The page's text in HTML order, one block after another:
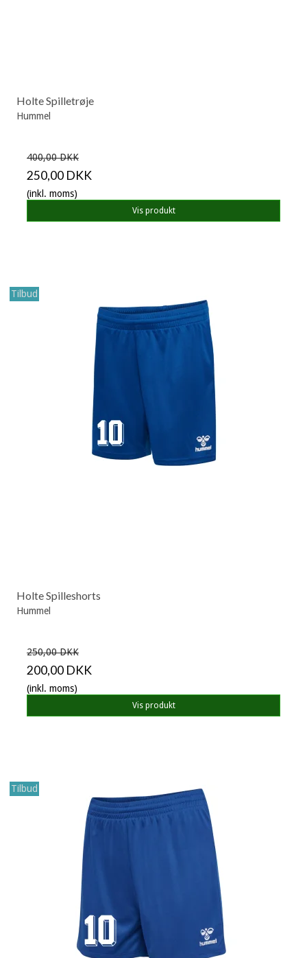
Holte Spilletrøje
Hummel
400,00 DKK
250,00 DKK
(inkl. moms)
Vis produkt
Tilbud
Holte Spilleshorts
Hummel
250,00 DKK
200,00 DKK
(inkl. moms)
Vis produkt
Tilbud